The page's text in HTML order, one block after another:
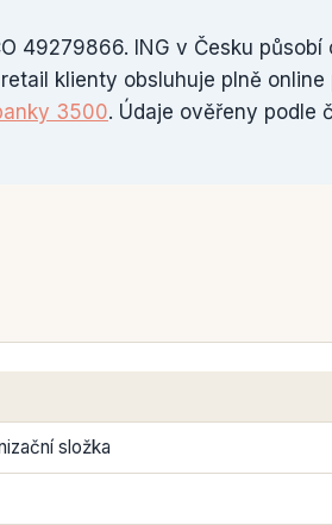
49279866. ING v Česku působí
klienty obsluhuje plně online
3500. Údaje ověřeny podle
složka